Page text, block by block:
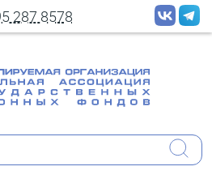
287 8578
рассылок новостей